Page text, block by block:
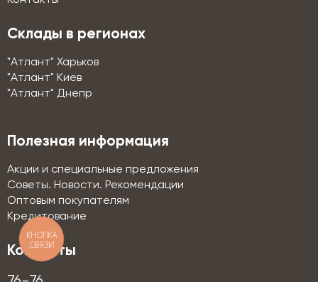
Склады в регионах
"Атлант" Харьков
"Атлант" Киев
"Атлант" Днепр
Полезная информация
Акции и специальные предложения
Советы. Новости. Рекомендации
Оптовым покупателям
Кредитование
Контакты
КНОПКА
СВЯЗИ